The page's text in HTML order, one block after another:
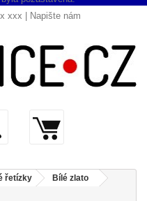
xxx | Napište nám
řetízky
Bílé zlato